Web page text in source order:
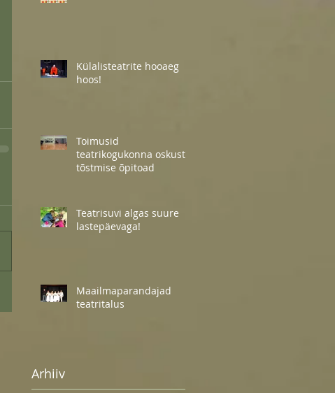
Külalisteatrite hooaeg
hoos!
Toimusid
teatrikogukonna oskuste
tõstmise õpitoad
Teatrisuvi algas suure
lastepäevaga!
Maailmaparandajad
teatritalus
Arhiiv